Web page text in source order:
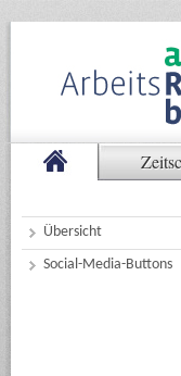
Übersicht
Social-Media-Buttons